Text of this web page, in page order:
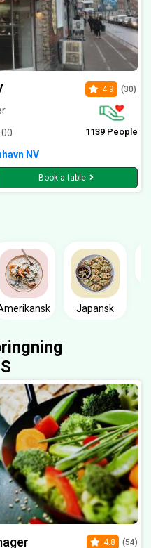
4.9 (30)
1139 People
NV
Book a table
Japansk
4.8 (54)